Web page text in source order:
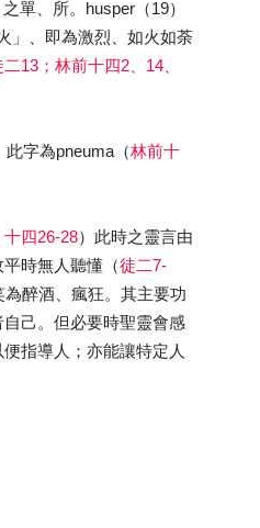
單、所。husper（19）
」、即為激烈、如火如荼
二13；林前十四2、14、
此字為pneuma（林前十
四26-28）此時之靈言由
時無人聽懂（徒二7-
醉酒、瘋狂。其主要功
己。但必要時聖靈會感
指導人；亦能讓特定人